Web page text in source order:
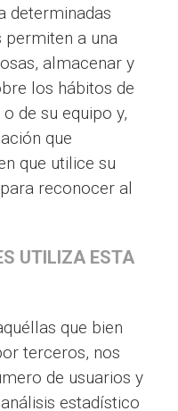
determinadas
permiten a una
almacenar y
los hábitos de
de su equipo y,
que
que utilice su
reconocer al
UTILIZA ESTA
que bien
terceros, nos
de usuarios y
estadístico